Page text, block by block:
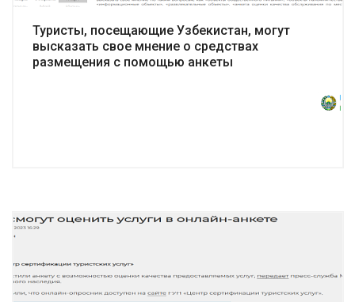
Туристы, посещающие Узбекистан, могут
высказать свое мнение о средствах
размещения с помощью анкеты